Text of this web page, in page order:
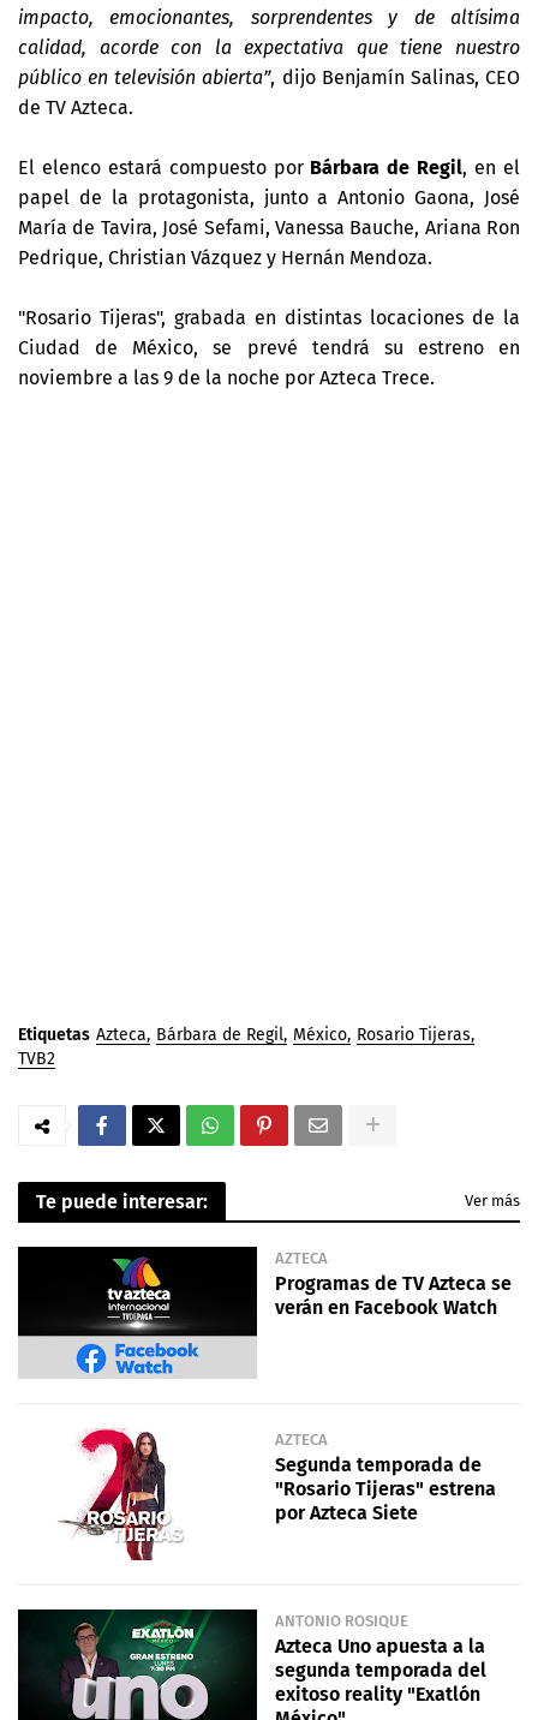
impacto, emocionantes, sorprendentes y de altísima
calidad, acorde con la expectativa que tiene nuestro
público en televisión abierta”, dijo Benjamín Salinas, CEO
de TV Azteca.
El elenco estará compuesto por Bárbara de Regil, en el
papel de la protagonista, junto a Antonio Gaona, José
María de Tavira, José Sefami, Vanessa Bauche, Ariana Ron
Pedrique, Christian Vázquez y Hernán Mendoza.
"Rosario Tijeras", grabada en distintas locaciones de la
Ciudad de México, se prevé tendrá su estreno en
noviembre a las 9 de la noche por Azteca Trece.
Etiquetas Azteca Bárbara de Regil México Rosario Tijeras
TVB2
Te puede interesar: Ver más
AZTECA
Programas de TV Azteca se
verán en Facebook Watch
AZTECA
Segunda temporada de
"Rosario Tijeras" estrena
por Azteca Siete
ANTONIO ROSIQUE
Azteca Uno apuesta a la
segunda temporada del
exitoso reality "Exatlón